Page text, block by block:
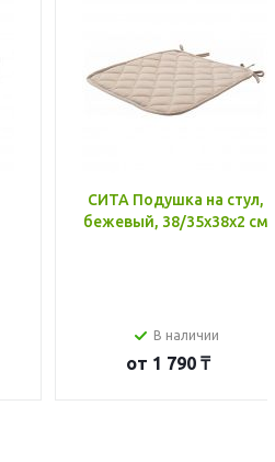
СИТА Подушка на стул,
бежевый, 38/35x38x2 см
В наличии
от 1 790 ₸